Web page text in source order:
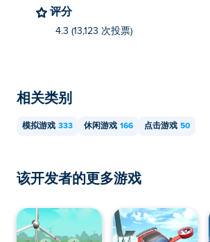
吗？
评分
4.3 (13,123 次投票)
相关类别
模拟游戏 333 休闲游戏 166 点击游戏 50
该开发者的更多游戏